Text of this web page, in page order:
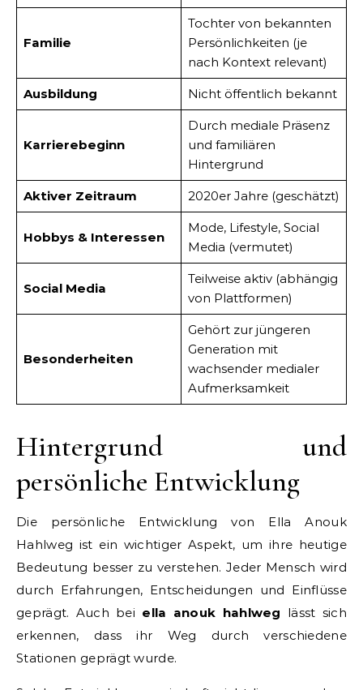
Familie
Tochter von bekannten
Persönlichkeiten (je
nach Kontext relevant)
Ausbildung Nicht öffentlich bekannt
Karrierebeginn
Durch mediale Präsenz
und familiären
Hintergrund
Aktiver Zeitraum 2020er Jahre (geschätzt)
Hobbys & Interessen
Mode, Lifestyle, Social
Media (vermutet)
Social Media
Teilweise aktiv (abhängig
von Plattformen)
Besonderheiten
Gehört zur jüngeren
Generation mit
wachsender medialer
Aufmerksamkeit
Hintergrund und
persönliche Entwicklung
Die persönliche Entwicklung von Ella Anouk
Hahlweg ist ein wichtiger Aspekt, um ihre heutige
Bedeutung besser zu verstehen. Jeder Mensch wird
durch Erfahrungen, Entscheidungen und Einflüsse
geprägt. Auch bei ella anouk hahlweg lässt sich
erkennen, dass ihr Weg durch verschiedene
Stationen geprägt wurde.